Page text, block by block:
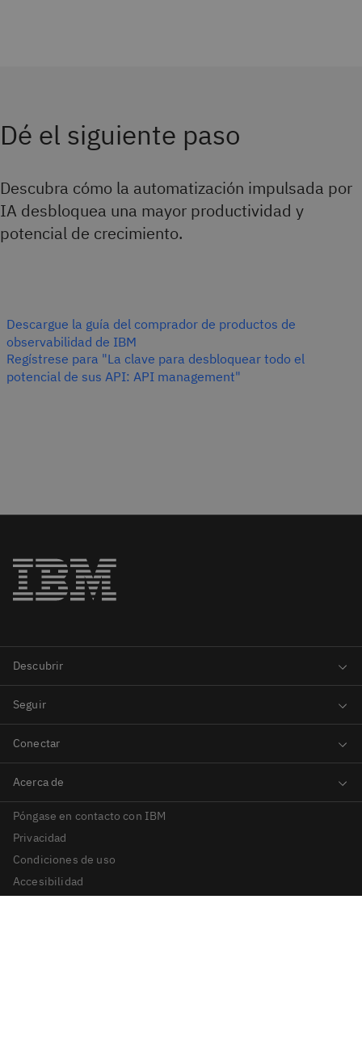
Dé el siguiente paso
Descubra cómo la automatización impulsada por
IA desbloquea una mayor productividad y
potencial de crecimiento.
Descargue la guía del comprador de productos de
observabilidad de IBM
Regístrese para "La clave para desbloquear todo el
potencial de sus API: API management"
Póngase en contacto con IBM
Privacidad
Condiciones de uso
Accesibilidad